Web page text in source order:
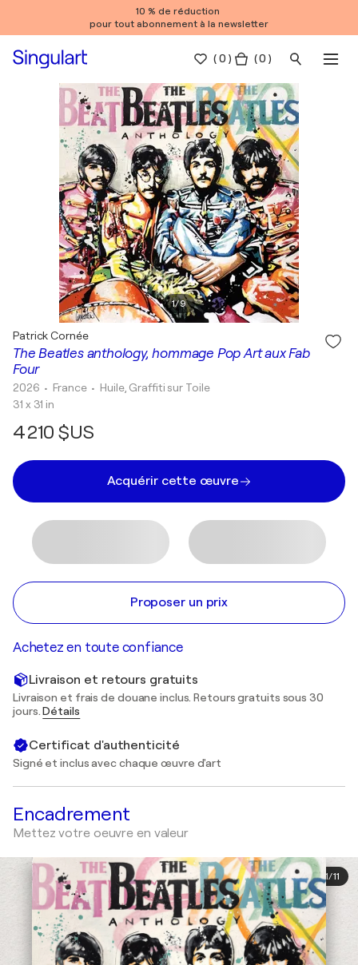
10 % de réduction
pour tout abonnement à la newsletter
(0 ) ( 0 )
1/9
The Beatles anthology, hommage Pop Art aux Fab
Four
Patrick Cornée
2026 • France • Huile, Graffiti sur Toile
31 x 31 in
4 210 $US
Acquérir cette œuvre
Proposer un prix
Achetez en toute confiance
Livraison et retours gratuits
Livraison et frais de douane inclus. Retours gratuits sous 30
jours.Détails
Certificat d'authenticité
Signé et inclus avec chaque œuvre d'art
Encadrement
Mettez votre oeuvre en valeur
1/11